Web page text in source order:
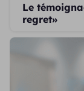
Le
regret»